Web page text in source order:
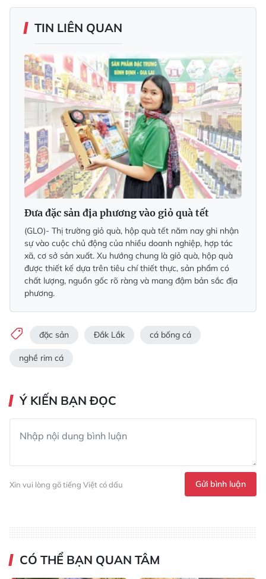
TIN LIÊN QUAN
Đưa đặc sản địa phương vào giỏ quà tết
(GLO)- Thị trường giỏ quà, hộp quà tết năm nay ghi nhận
sự vào cuộc chủ động của nhiều doanh nghiệp, hợp tác
xã, cơ sở sản xuất. Xu hướng chung là giỏ quà, hộp quà
được thiết kế dựa trên tiêu chí thiết thực, sản phẩm có
chất lượng, nguồn gốc rõ ràng và mang đậm bản sắc địa
phương.
đặc sản Đắk Lắk cá bống cá
nghề rim cá
Ý KIẾN BẠN ĐỌC
Xin vui lòng gõ tiếng Việt có dấu Gửi bình luận
CÓ THỂ BẠN QUAN TÂM